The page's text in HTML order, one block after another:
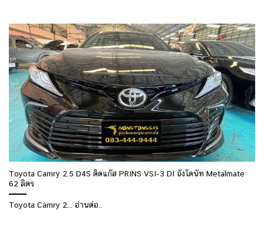
Toyota Camry 2.5 D4S ติดแก๊ส PRINS VSI-3 DI ถังโดนัท Metalmate
62 ลิตร
Toyota Camry 2... อ่านต่อ..